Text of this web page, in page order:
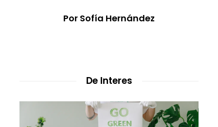
Por Sofía Hernández
De Interes